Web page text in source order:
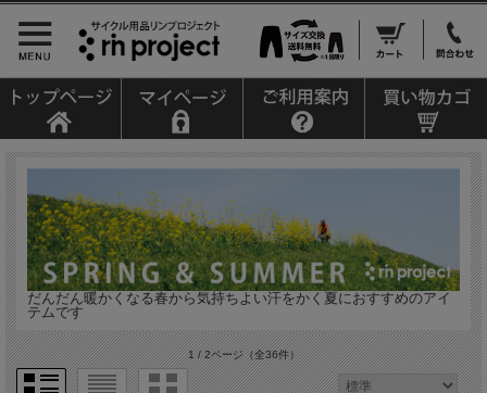
だんだん暖かくなる春から気持ちよい汗をかく夏におすすめのアイ
テムです
1 / 2ページ（全36件）